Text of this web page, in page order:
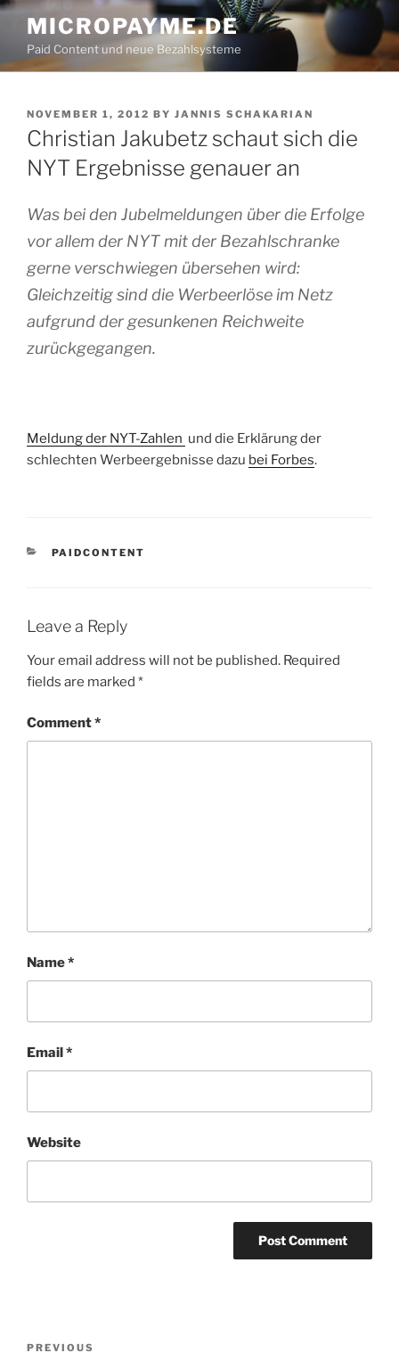
Skip
content
MICROPAYME.DE
Paid Content und neue Bezahlsysteme
POSTED
ON
NOVEMBER 1, 2012 BY JANNIS SCHAKARIAN
Christian Jakubetz schaut sich die
NYT Ergebnisse genauer an
Was bei den Jubelmeldungen über die Erfolge
vor allem der NYT mit der Bezahlschranke
gerne verschwiegen übersehen wird:
Gleichzeitig sind die Werbeerlöse im Netz
aufgrund der gesunkenen Reichweite
zurückgegangen.
Meldung der NYT-Zahlen und die Erklärung der
schlechten Werbeergebnisse dazu bei Forbes.
CATEGORIES
PAIDCONTENT
Leave a Reply
Your email address will not be published. Required
fields are marked *
Comment*
Name*
Email*
Website
Previous
PREVIOUS